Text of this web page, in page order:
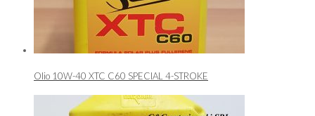
Olio 10W-40 XTC C60 SPECIAL 4-STROKE